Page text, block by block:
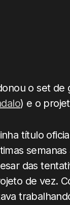
o set de
) e o
título
das
de vez.